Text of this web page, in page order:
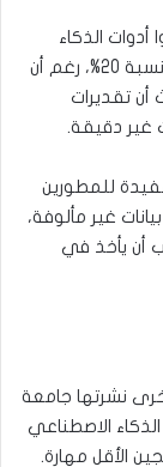
أدوات الذكاء
الاصطناعي، اعتقدوا أنها حسّنت من سرعتهم بنسبة 20%، رغم أن
أن تقديرات
غير دقيقة.
للمطورين
غير مألوفة،
أن يأخذ في
نشرتها جامعة
الاصطناعي
الأقل مهارة.